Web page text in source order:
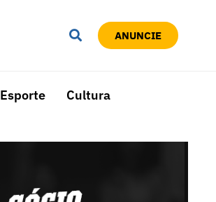
ANUNCIE
Esporte Cultura